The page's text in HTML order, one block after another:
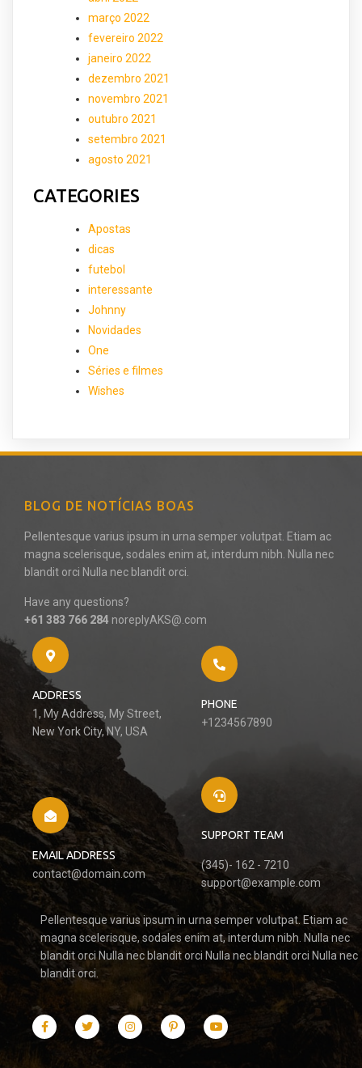
março 2022
fevereiro 2022
janeiro 2022
dezembro 2021
novembro 2021
outubro 2021
setembro 2021
agosto 2021
CATEGORIES
Apostas
dicas
futebol
interessante
Johnny
Novidades
One
Séries e filmes
Wishes
BLOG DE NOTÍCIAS BOAS
Pellentesque varius ipsum in urna semper volutpat. Etiam ac
magna scelerisque, sodales enim at, interdum nibh. Nulla nec
blandit orci Nulla nec blandit orci.
Have any questions?
+61 383 766 284 noreplyAKS@.com
ADDRESS
1, My Address, My Street,
New York City, NY, USA
PHONE
+1234567890
EMAIL ADDRESS
contact@domain.com
SUPPORT TEAM
(345)- 162 - 7210
support@example.com
Pellentesque varius ipsum in urna semper volutpat. Etiam ac
magna scelerisque, sodales enim at, interdum nibh. Nulla nec
blandit orci Nulla nec blandit orci Nulla nec blandit orci Nulla nec
blandit orci.